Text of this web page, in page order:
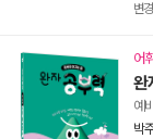
변경
어
완
예
박